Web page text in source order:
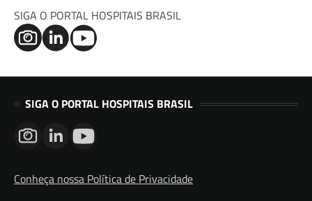
SIGA O PORTAL HOSPITAIS BRASIL
SIGA O PORTAL HOSPITAIS BRASIL
Conheça nossa Política de Privacidade